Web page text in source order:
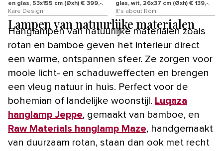
en glas, 53x155 cm (Øxh) € 399,-.
Kare Design
glas, wit, 26x37 cm (Øxh) € 139,-.
It's about Romi
Lampen van natuurlijke materialen
Hanglampen van natuurlijke materialen zoals
rotan en bamboe geven het interieur direct
een warme, ontspannen sfeer. Ze zorgen voor
mooie licht- en schaduweffecten en brengen
een vleug natuur in huis. Perfect voor de
bohemian of landelijke woonstijl. Luqaza
hanglamp Jeppe, gemaakt van bamboe, en
Raw Materials hanglamp Maze, handgemaakt
van duurzaam rotan, staan dan ook met recht